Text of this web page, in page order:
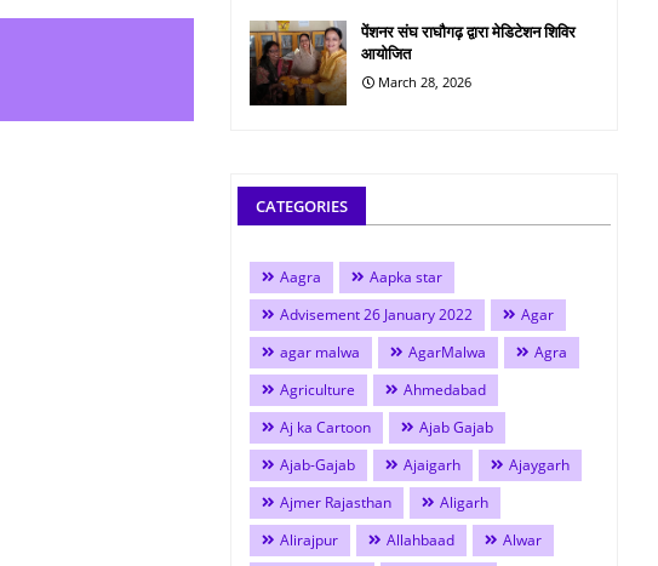
पेंशनर संघ राघौगढ़ द्वारा मेडिटेशन शिविर
आयोजित
March 28, 2026
CATEGORIES
Aagra
Aapka star
Advisement 26 January 2022
Agar
agar malwa
AgarMalwa
Agra
Agriculture
Ahmedabad
Aj ka Cartoon
Ajab Gajab
Ajab-Gajab
Ajaigarh
Ajaygarh
Ajmer Rajasthan
Aligarh
Alirajpur
Allahbaad
Alwar